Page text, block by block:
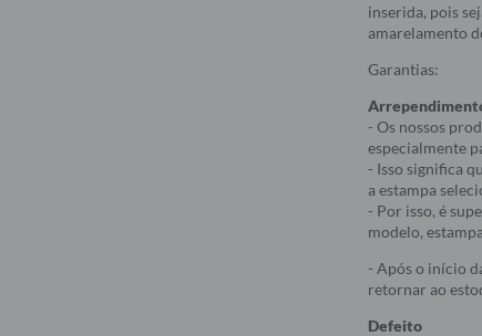
inserida, pois
amarelamento
Garantias:
- Os nossos
especialmente
- Isso significa
a estampa
- Por isso, é
modelo,
- Após o início
retornar ao
Defeito